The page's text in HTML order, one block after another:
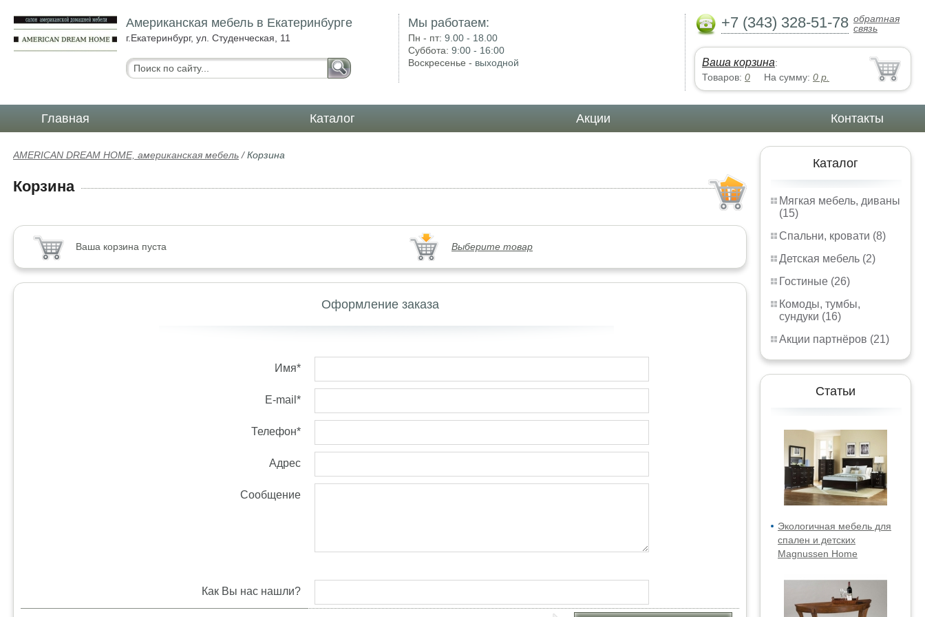
Американская мебель в Екатеринбурге
г.Екатеринбург, ул. Студенческая, 11
Мы работаем:
Пн - пт:9.00 - 18.00
Суббота:9:00 - 16:00
Воскресенье - выходной
+7 (343) 328-51-78 обратная
связь
Ваша корзина:
Товаров: 0 На сумму: 0 р.
Главная Каталог Акции Контакты
Каталог
Мягкая мебель, диваны
(15)
Спальни, кровати (8)
Детская мебель (2)
Гостиные (26)
Комоды, тумбы,
сундуки (16)
Акции партнёров (21)
Статьи
Экологичная мебель для
спален и детских
Magnussen Home
AMERICAN DREAM HOME, американская мебель /Корзина
Корзина
Ваша корзина пуста Выберите товар
Оформление заказа
Имя*
E-mail*
Телефон*
Адрес
Сообщение
Как Вы нас нашли?